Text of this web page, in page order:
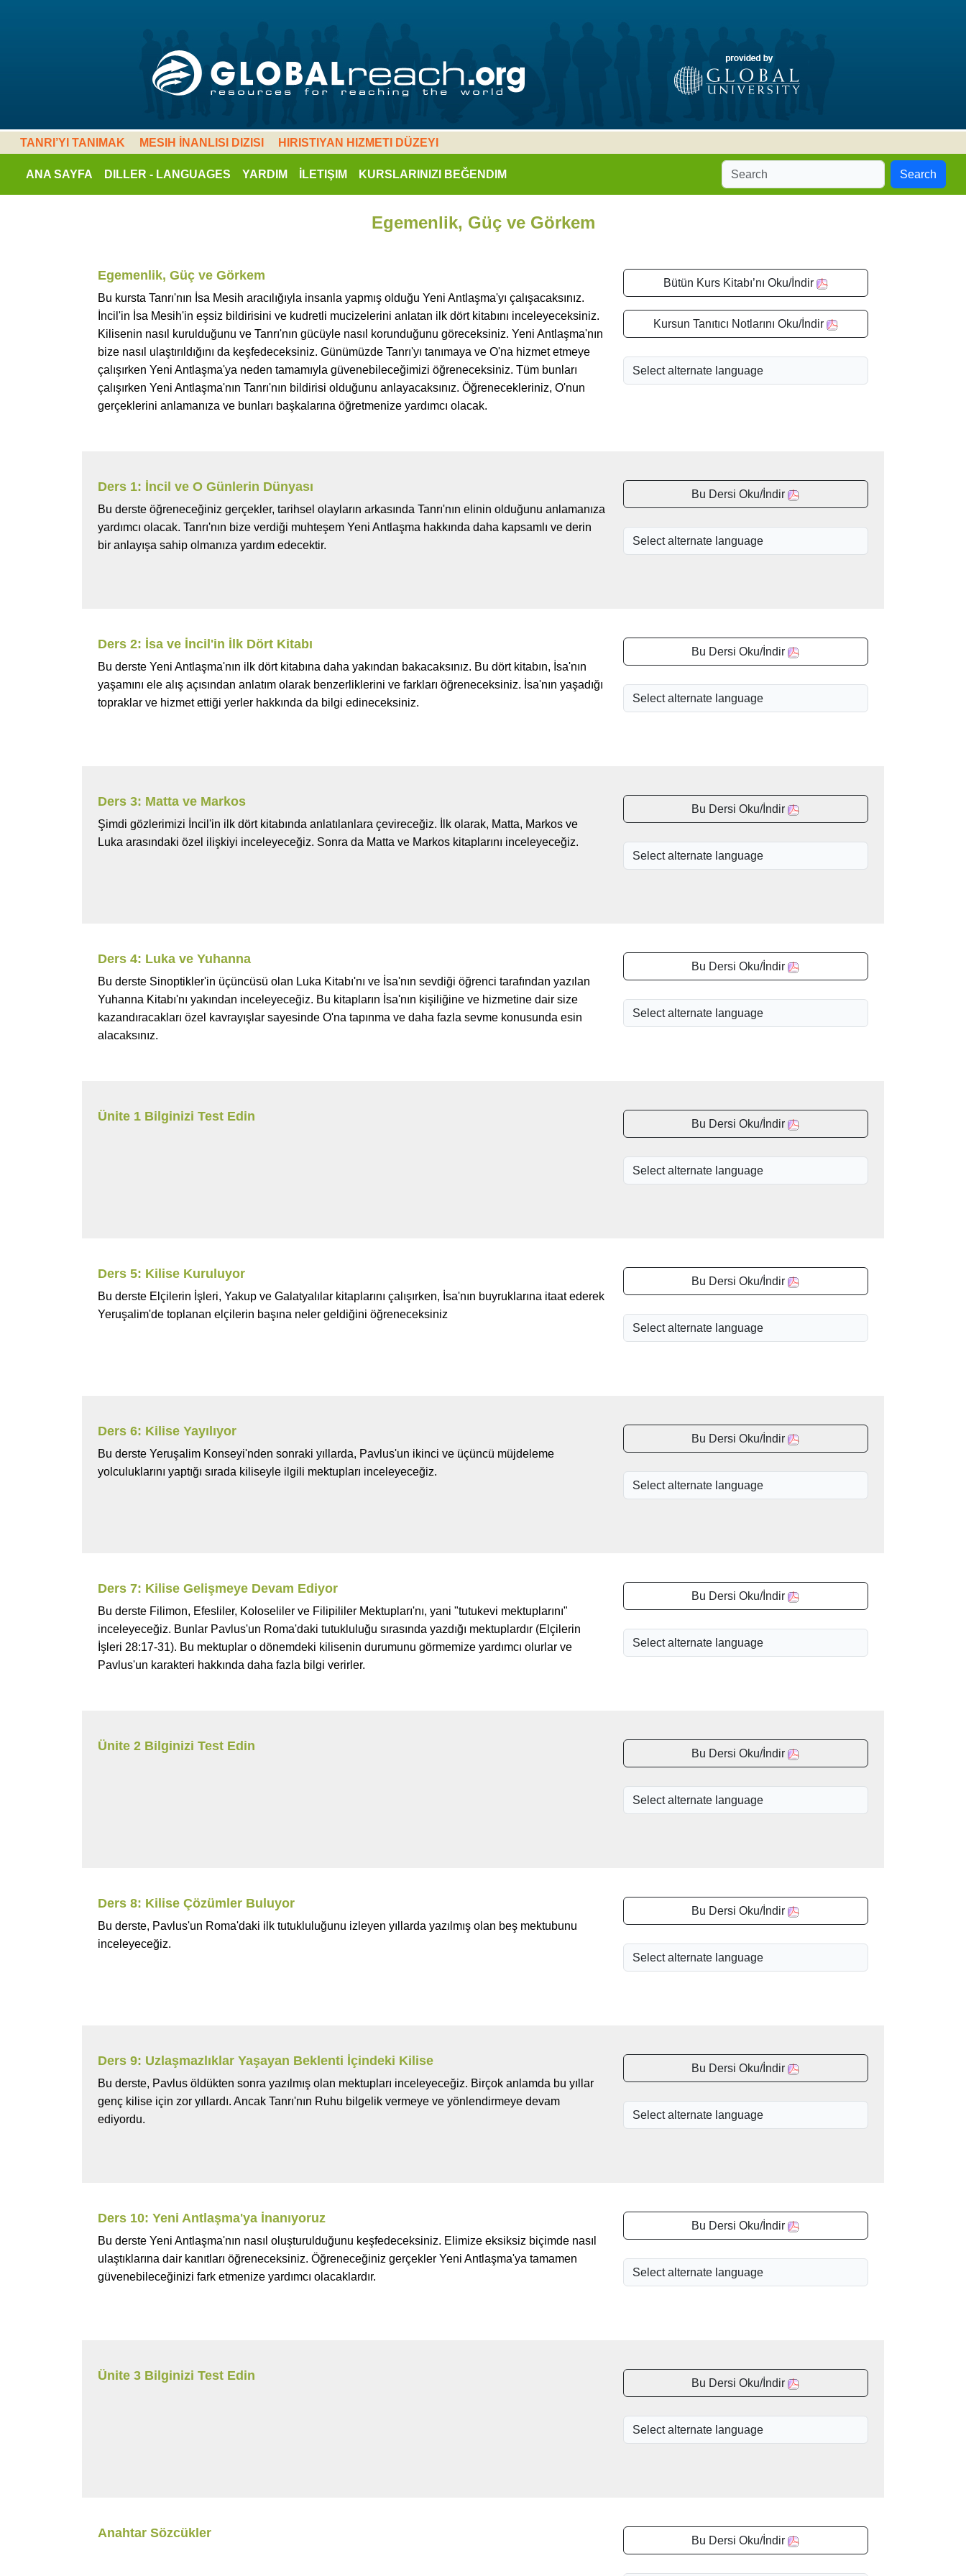
TANRI’YI TANIMAK MESIH İNANLISI DIZISI HIRISTIYAN HIZMETI DÜZEYI
ANA SAYFA DILLER - LANGUAGES YARDIM İLETIŞIM KURSLARINIZI BEĞENDIM Search
Egemenlik, Güç ve Görkem
Egemenlik, Güç ve Görkem
Bu kursta Tanrı'nın İsa Mesih aracılığıyla insanla yapmış olduğu Yeni Antlaşma'yı çalışacaksınız.
İncil'in İsa Mesih'in eşsiz bildirisini ve kudretli mucizelerini anlatan ilk dört kitabını inceleyeceksiniz.
Kilisenin nasıl kurulduğunu ve Tanrı'nın gücüyle nasıl korunduğunu göreceksiniz. Yeni Antlaşma'nın
bize nasıl ulaştırıldığını da keşfedeceksiniz. Günümüzde Tanrı'yı tanımaya ve O'na hizmet etmeye
çalışırken Yeni Antlaşma'ya neden tamamıyla güvenebileceğimizi öğreneceksiniz. Tüm bunları
çalışırken Yeni Antlaşma'nın Tanrı'nın bildirisi olduğunu anlayacaksınız. Öğrenecekleriniz, O'nun
gerçeklerini anlamanıza ve bunları başkalarına öğretmenize yardımcı olacak.
Bütün Kurs Kitabı’nı Oku/İndir
Kursun Tanıtıcı Notlarını Oku/İndir
Ders 1: İncil ve O Günlerin Dünyası
Bu derste öğreneceğiniz gerçekler, tarihsel olayların arkasında Tanrı'nın elinin olduğunu anlamanıza
yardımcı olacak. Tanrı'nın bize verdiği muhteşem Yeni Antlaşma hakkında daha kapsamlı ve derin
bir anlayışa sahip olmanıza yardım edecektir.
Bu Dersi Oku/İndir
Ders 2: İsa ve İncil'in İlk Dört Kitabı
Bu derste Yeni Antlaşma'nın ilk dört kitabına daha yakından bakacaksınız. Bu dört kitabın, İsa'nın
yaşamını ele alış açısından anlatım olarak benzerliklerini ve farkları öğreneceksiniz. İsa'nın yaşadığı
topraklar ve hizmet ettiği yerler hakkında da bilgi edineceksiniz.
Bu Dersi Oku/İndir
Ders 3: Matta ve Markos
Şimdi gözlerimizi İncil'in ilk dört kitabında anlatılanlara çevireceğiz. İlk olarak, Matta, Markos ve
Luka arasındaki özel ilişkiyi inceleyeceğiz. Sonra da Matta ve Markos kitaplarını inceleyeceğiz.
Bu Dersi Oku/İndir
Ders 4: Luka ve Yuhanna
Bu derste Sinoptikler'in üçüncüsü olan Luka Kitabı'nı ve İsa'nın sevdiği öğrenci tarafından yazılan
Yuhanna Kitabı'nı yakından inceleyeceğiz. Bu kitapların İsa'nın kişiliğine ve hizmetine dair size
kazandıracakları özel kavrayışlar sayesinde O'na tapınma ve daha fazla sevme konusunda esin
alacaksınız.
Bu Dersi Oku/İndir
Ünite 1 Bilginizi Test Edin
Bu Dersi Oku/İndir
Ders 5: Kilise Kuruluyor
Bu derste Elçilerin İşleri, Yakup ve Galatyalılar kitaplarını çalışırken, İsa'nın buyruklarına itaat ederek
Yeruşalim'de toplanan elçilerin başına neler geldiğini öğreneceksiniz
Bu Dersi Oku/İndir
Ders 6: Kilise Yayılıyor
Bu derste Yeruşalim Konseyi'nden sonraki yıllarda, Pavlus'un ikinci ve üçüncü müjdeleme
yolculuklarını yaptığı sırada kiliseyle ilgili mektupları inceleyeceğiz.
Bu Dersi Oku/İndir
Ders 7: Kilise Gelişmeye Devam Ediyor
Bu derste Filimon, Efesliler, Koloseliler ve Filipililer Mektupları'nı, yani "tutukevi mektuplarını"
inceleyeceğiz. Bunlar Pavlus'un Roma'daki tutukluluğu sırasında yazdığı mektuplardır (Elçilerin
İşleri 28:17-31). Bu mektuplar o dönemdeki kilisenin durumunu görmemize yardımcı olurlar ve
Pavlus'un karakteri hakkında daha fazla bilgi verirler.
Bu Dersi Oku/İndir
Ünite 2 Bilginizi Test Edin
Bu Dersi Oku/İndir
Ders 8: Kilise Çözümler Buluyor
Bu derste, Pavlus'un Roma'daki ilk tutukluluğunu izleyen yıllarda yazılmış olan beş mektubunu
inceleyeceğiz.
Bu Dersi Oku/İndir
Ders 9: Uzlaşmazlıklar Yaşayan Beklenti İçindeki Kilise
Bu derste, Pavlus öldükten sonra yazılmış olan mektupları inceleyeceğiz. Birçok anlamda bu yıllar
genç kilise için zor yıllardı. Ancak Tanrı'nın Ruhu bilgelik vermeye ve yönlendirmeye devam
ediyordu.
Bu Dersi Oku/İndir
Ders 10: Yeni Antlaşma'ya İnanıyoruz
Bu derste Yeni Antlaşma'nın nasıl oluşturulduğunu keşfedeceksiniz. Elimize eksiksiz biçimde nasıl
ulaştıklarına dair kanıtları öğreneceksiniz. Öğreneceğiniz gerçekler Yeni Antlaşma'ya tamamen
güvenebileceğinizi fark etmenize yardımcı olacaklardır.
Bu Dersi Oku/İndir
Ünite 3 Bilginizi Test Edin
Bu Dersi Oku/İndir
Anahtar Sözcükler
Bu Dersi Oku/İndir